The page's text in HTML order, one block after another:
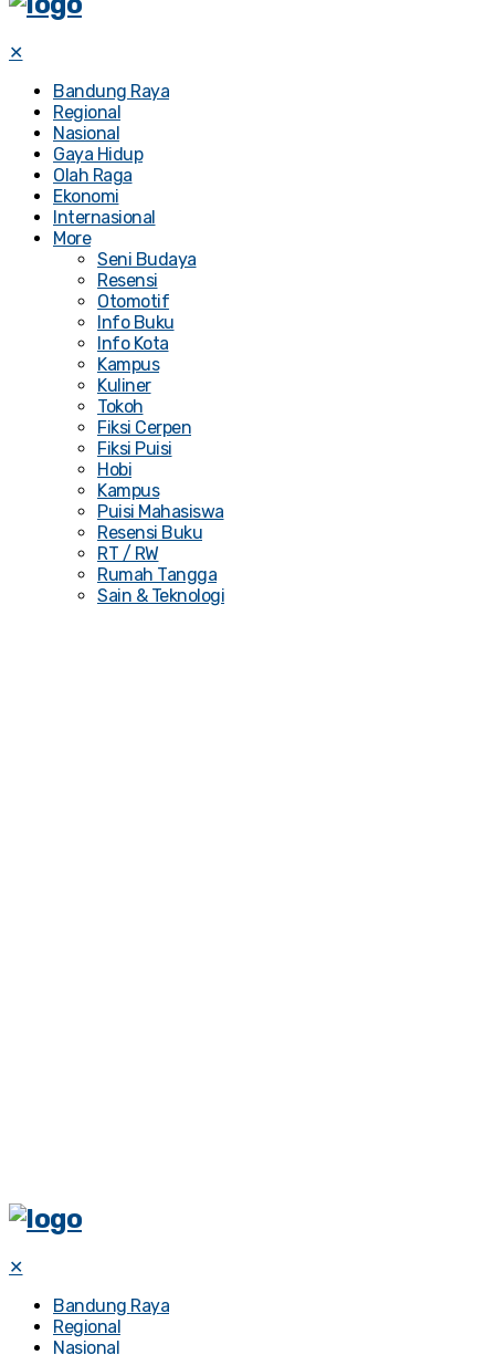
✕
Bandung Raya
Regional
Nasional
Gaya Hidup
Olah Raga
Ekonomi
Internasional
More
Seni Budaya
Resensi
Otomotif
Info Buku
Info Kota
Kampus
Kuliner
Tokoh
Fiksi Cerpen
Fiksi Puisi
Hobi
Kampus
Puisi Mahasiswa
Resensi Buku
RT / RW
Rumah Tangga
Sain & Teknologi
✕
Bandung Raya
Regional
Nasional